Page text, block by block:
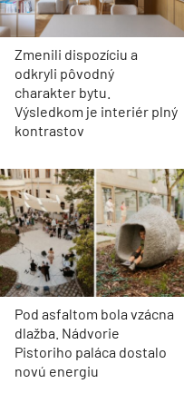
Zmenili dispozíciu a
odkryli pôvodný
charakter bytu.
Výsledkom je interiér plný
kontrastov
Pod asfaltom bola vzácna
dlažba. Nádvorie
Pistoriho paláca dostalo
novú energiu